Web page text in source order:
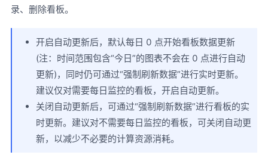
录、删除看板。
开启自动更新后，默认每日 0 点开始看板数据更新
(注：时间范围包含“今日”的图表不会在 0 点进行自动
更新)，同时仍可通过“强制刷新数据”进行实时更新。
建议仅对需要每日监控的看板，开启自动更新。
关闭自动更新后，可通过“强制刷新数据”进行看板的实
时更新。建议对不需要每日监控的看板，可关闭自动更
新，以减少不必要的计算资源消耗。